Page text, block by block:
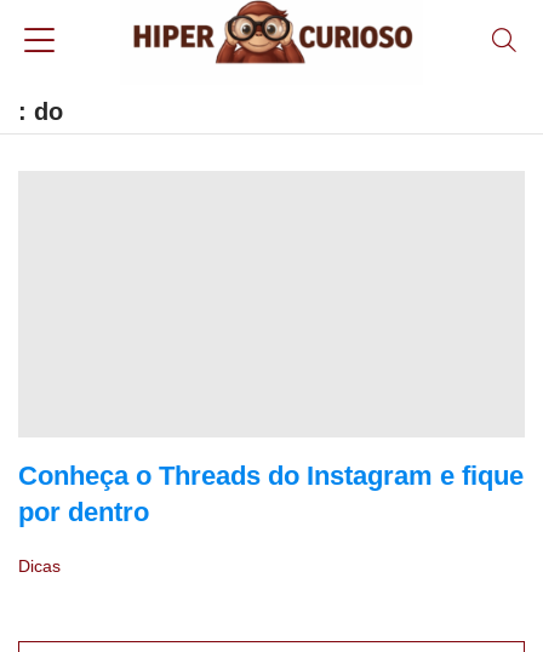
: do
Conheça o Threads do Instagram e fique
por dentro
Dicas